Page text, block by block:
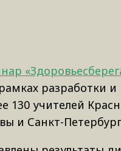
разработки
130 учителей
и Санкт-